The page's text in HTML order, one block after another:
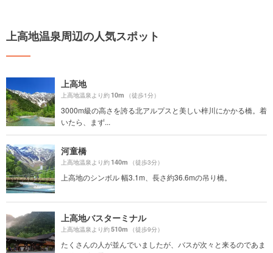
上高地温泉周辺の人気スポット
上高地
上高地温泉より約10m （徒歩1分）
3000m級の高さを誇る北アルプスと美しい梓川にかかる橋。着
いたら、まず...
河童橋
上高地温泉より約140m （徒歩3分）
上高地のシンボル 幅3.1m、長さ約36.6mの吊り橋。
上高地バスターミナル
上高地温泉より約510m （徒歩9分）
たくさんの人が並んでいましたが、バスが次々と来るのであま